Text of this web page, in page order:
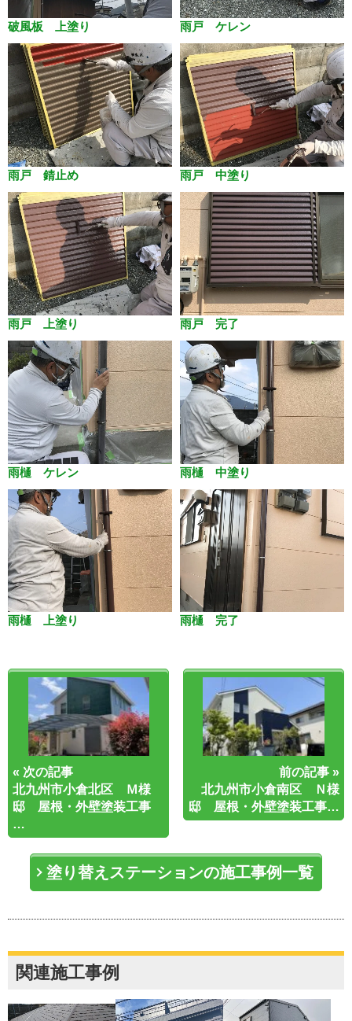
破風板 上塗り 雨戸 ケレン
雨戸 錆止め 雨戸 中塗り
雨戸 上塗り 雨戸 完了
雨樋 ケレン 雨樋 中塗り
雨樋 上塗り 雨樋 完了
« 次の記事
北九州市小倉北区 Ｍ様
邸 屋根・外壁塗装工事
…
前の記事 »
北九州市小倉南区 Ｎ様
邸 屋根・外壁塗装工事…
塗り替えステーションの施工事例一覧
関連施工事例